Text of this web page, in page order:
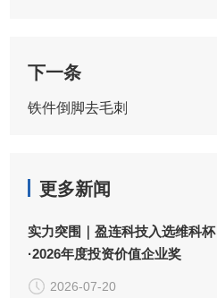
下一条
铁件倒脚去毛刺
更多新闻
实力突围｜盈连科技入选维科杯
·2026年度投资价值企业奖
2026-07-20